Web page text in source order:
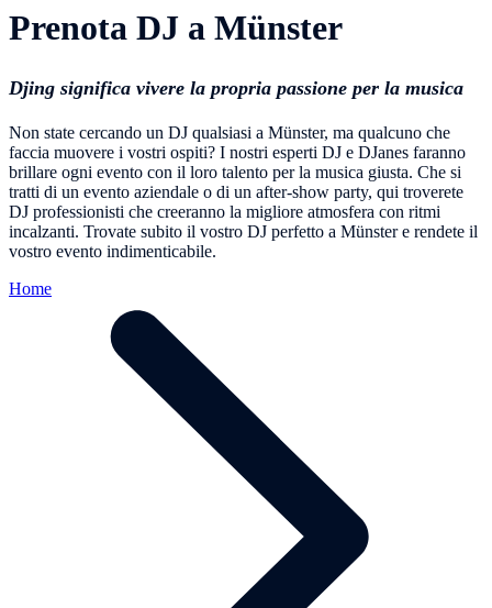
Prenota DJ a Münster
Djing significa vivere la propria passione per la musica
Non state cercando un DJ qualsiasi a Münster, ma qualcuno che
faccia muovere i vostri ospiti? I nostri esperti DJ e DJanes faranno
brillare ogni evento con il loro talento per la musica giusta. Che si
tratti di un evento aziendale o di un after-show party, qui troverete
DJ professionisti che creeranno la migliore atmosfera con ritmi
incalzanti. Trovate subito il vostro DJ perfetto a Münster e rendete il
vostro evento indimenticabile.
Home